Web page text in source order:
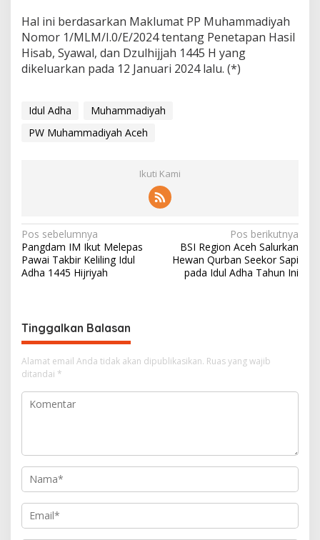
Hal ini berdasarkan Maklumat PP Muhammadiyah
Nomor 1/MLM/I.0/E/2024 tentang Penetapan Hasil
Hisab, Syawal, dan Dzulhijjah 1445 H yang
dikeluarkan pada 12 Januari 2024 lalu. (*)
Idul Adha
Muhammadiyah
PW Muhammadiyah Aceh
Ikuti Kami
N
a
v
a
s
i
p
Pos sebelumnya
Pangdam IM Ikut Melepas
Pawai Takbir Keliling Idul
Adha 1445 Hijriyah
Pos berikutnya
BSI Region Aceh Salurkan
Hewan Qurban Seekor Sapi
pada Idul Adha Tahun Ini
Tinggalkan Balasan
Alamat email Anda tidak akan dipublikasikan. Ruas yang wajib
ditandai *